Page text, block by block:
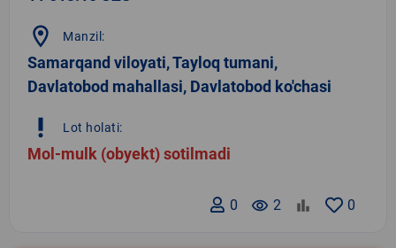
location_on Manzil:
Samarqand viloyati, Tayloq tumani,
Davlatobod mahallasi, Davlatobod ko'chasi
priority_high Lot holati:
Mol-mulk (obyekt) sotilmadi
0
remove_red_eye 2
0